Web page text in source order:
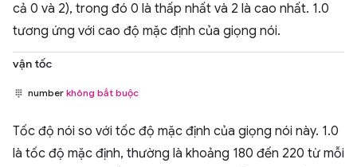
cả 0 và 2), trong đó 0 là thấp nhất và 2 là cao nhất. 1.0
tương ứng với cao độ mặc định của giọng nói.
vận tốc
number không bắt buộc
Tốc độ nói so với tốc độ mặc định của giọng nói này. 1.0
là tốc độ mặc định, thường là khoảng 180 đến 220 từ mỗi